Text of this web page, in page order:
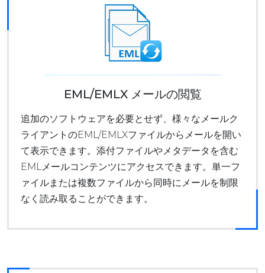
EML/EMLX メールの閲覧
追加のソフトウェアを必要とせず、様々なメールク
ライアントのEML/EMLXファイルからメールを開い
て表示できます。添付ファイルやメタデータを含む
EMLメールコンテンツにアクセスできます。単一フ
ァイルまたは複数ファイルから同時にメールを制限
なく読み取ることができます。